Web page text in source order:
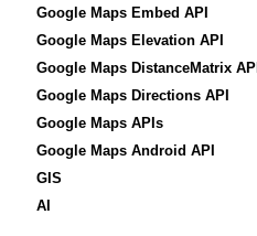
Google Maps Embed API
Google Maps Elevation API
Google Maps DistanceMatrix API
Google Maps Directions API
Google Maps APIs
Google Maps Android API
GIS
AI